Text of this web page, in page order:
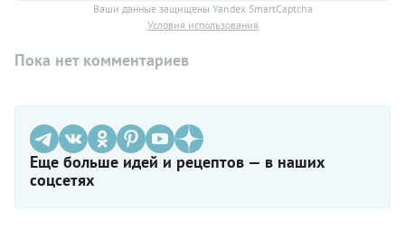
Ваши данные защищены Yandex SmartCaptcha
Условия использования
Пока нет комментариев
Еще больше идей и рецептов — в наших
соцсетях